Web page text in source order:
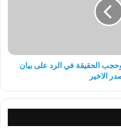
وحجب الحقيقة في الرد على بيان
الاخير